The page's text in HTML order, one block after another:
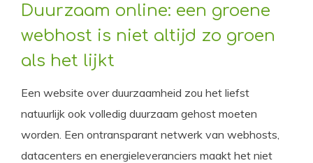
Duurzaam online: een groene
webhost is niet altijd zo groen
als het lijkt
Een website over duurzaamheid zou het liefst
natuurlijk ook volledig duurzaam gehost moeten
worden. Een ontransparant netwerk van webhosts,
datacenters en energieleveranciers maakt het niet